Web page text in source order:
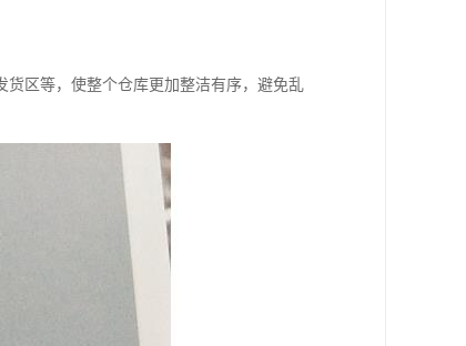
区等，使整个仓库更加整洁有序，避免乱